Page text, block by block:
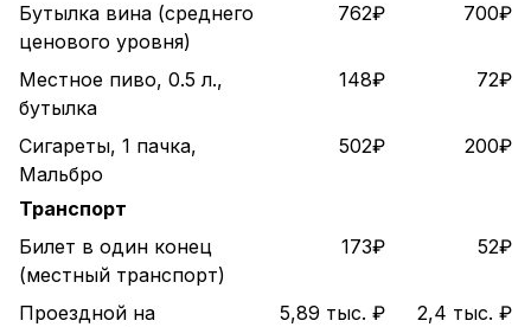
Бутылка вина (среднего
ценового уровня)
762₽ 700₽
Местное пиво, 0.5 л.,
бутылка
148₽ 72₽
Сигареты, 1 пачка,
Мальбро
502₽ 200₽
Транспорт
Билет в один конец
(местный транспорт)
173₽ 52₽
Проездной на
5,89 тыс. ₽ 2,4 тыс. ₽